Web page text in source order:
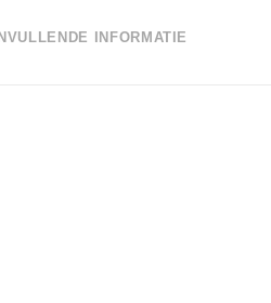
INFORMATIE